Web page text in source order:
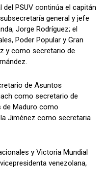
del PSUV continúa el capitán
general y jefe
Jorge Rodríguez; el
Poder Popular y Gran
y como secretario de
de Asuntos
como secretario de
de Maduro como
Jiménez como secretaria
y Victoria Mundial
venezolana,